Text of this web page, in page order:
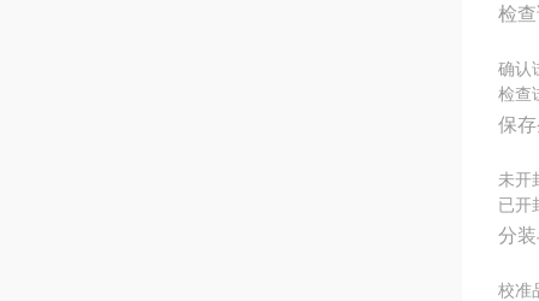
检
确认
检查
保
未开
已开
分
校准